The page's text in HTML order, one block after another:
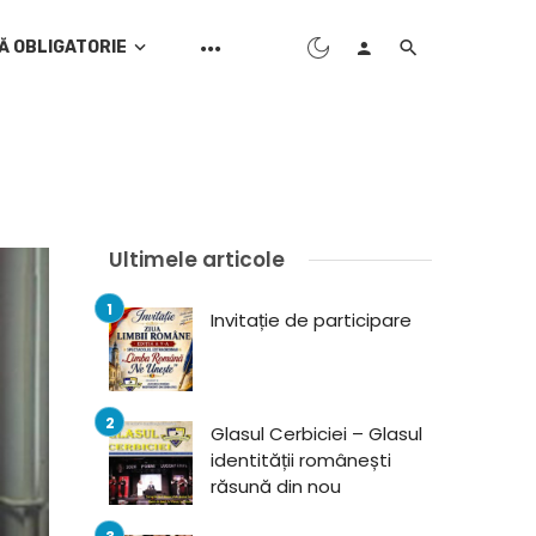
OBLIGATORIE
Ultimele articole
Invitație de participare
Glasul Cerbiciei – Glasul
identității românești
răsună din nou